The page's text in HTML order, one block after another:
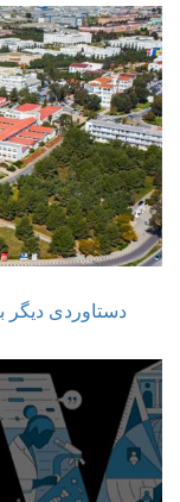
دستاوردی دیگر